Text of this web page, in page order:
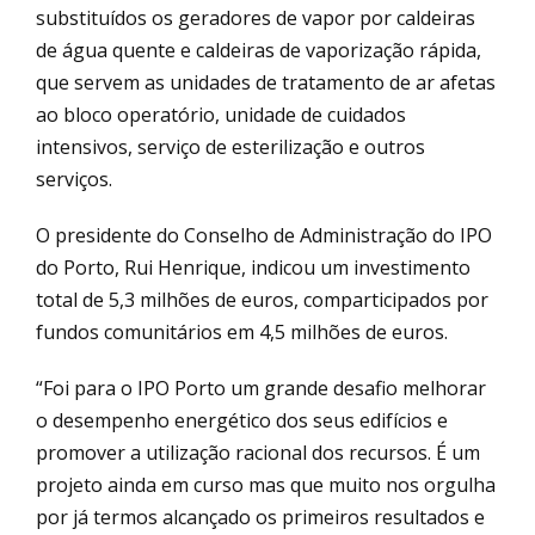
substituídos os geradores de vapor por caldeiras
de água quente e caldeiras de vaporização rápida,
que servem as unidades de tratamento de ar afetas
ao bloco operatório, unidade de cuidados
intensivos, serviço de esterilização e outros
serviços.
O presidente do Conselho de Administração do IPO
do Porto, Rui Henrique, indicou um investimento
total de 5,3 milhões de euros, comparticipados por
fundos comunitários em 4,5 milhões de euros.
“Foi para o IPO Porto um grande desafio melhorar
o desempenho energético dos seus edifícios e
promover a utilização racional dos recursos. É um
projeto ainda em curso mas que muito nos orgulha
por já termos alcançado os primeiros resultados e